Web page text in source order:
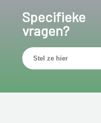
Specifieke
vragen?